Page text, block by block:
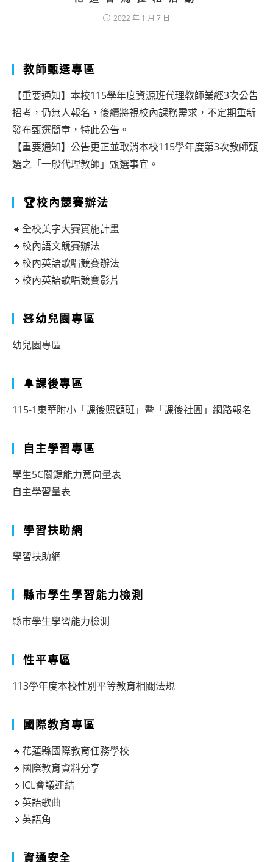
2022 年 1 月 7 日
教師甄選專區
【重要通知】本校115學年度資源班代理教師業經3次公告
招考，仍無人報名，後續將視校內課務需求，不定期重新
發布甄選簡章，特此公告。
【重要通知】公告更正並取消本校115學年度第3次教師甄
選之「一般代理教師」甄選事宜。
🏆校內競賽辦法
🔹全校美字大賽實施計畫
🔹校內語文競賽辦法
🔹校內英語歌唱競賽辦法
🔹校內英語歌唱競賽影片
🧸幼兒園專區
幼兒園專區
🔔課後專區
115-1東華附小「課後照顧班」暨「課後社團」網路報名
自主學習專區
學生5C關鍵能力意向量表
自主學習量表
學習扶助網
學習扶助網
縣市學生學習能力檢測
縣市學生學習能力檢測
性平專區
113學年度本校性別平等教育相關法規
國際教育專區
🔹花蓮縣國際教育任務學校
🔹國際教育資料分享
🔹ICL會議連結
🔹英語歌曲
🔹英語角
資通安全